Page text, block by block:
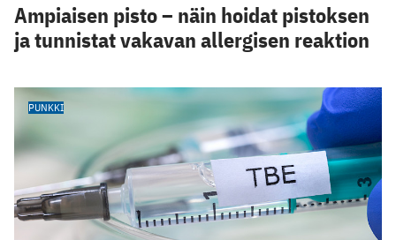
Ampiaisen pisto – näin hoidat pistoksen
ja tunnistat vakavan allergisen reaktion
PUNKKI